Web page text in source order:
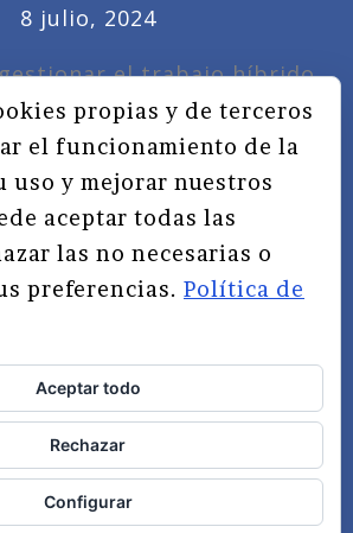
8 julio, 2024
el trabajo híbrido
2022
sociales y educación
septiembre, 2019
Y CONDICIONES
AVISO LEGAL
POLÍTICA DE PRIVACIDAD
propias y de terceros
el funcionamiento de la
uso y mejorar nuestros
aceptar todas las
las no necesarias o
preferencias. Política de
Aceptar todo
Rechazar
Configurar